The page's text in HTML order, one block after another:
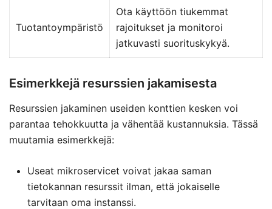
Tuotantoympäristö
Ota käyttöön tiukemmat
rajoitukset ja monitoroi
jatkuvasti suorituskykyä.
Esimerkkejä resurssien jakamisesta
Resurssien jakaminen useiden konttien kesken voi
parantaa tehokkuutta ja vähentää kustannuksia. Tässä
muutamia esimerkkejä:
Useat mikroservicet voivat jakaa saman
tietokannan resurssit ilman, että jokaiselle
tarvitaan oma instanssi.